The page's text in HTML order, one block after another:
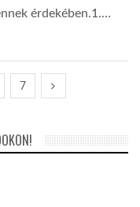
érdekében.1.…
7